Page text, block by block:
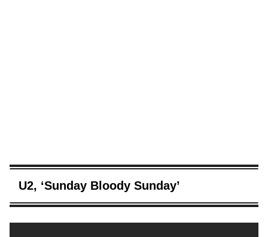
U2, ‘Sunday Bloody Sunday’